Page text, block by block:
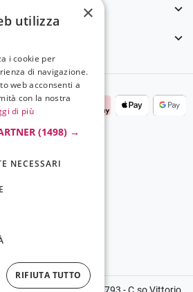


×
utilizza
i cookie per
di navigazione.
web acconsenti a
con la nostra
di più
(1498) →
NECESSARI
RIFIUTA TUTTO